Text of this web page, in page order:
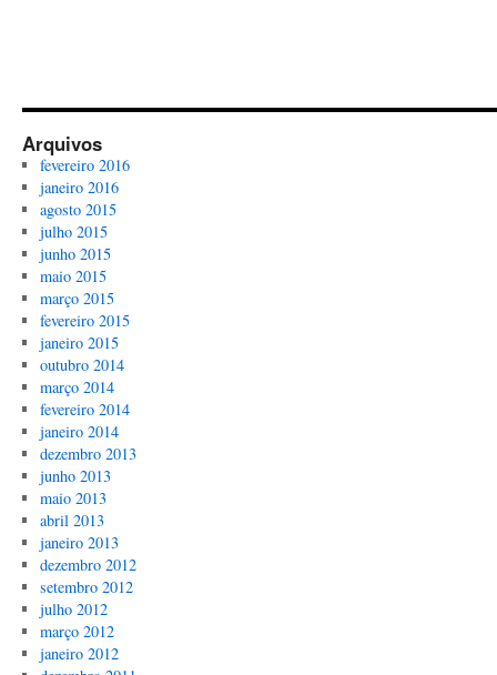
Arquivos
fevereiro 2016
janeiro 2016
agosto 2015
julho 2015
junho 2015
maio 2015
março 2015
fevereiro 2015
janeiro 2015
outubro 2014
março 2014
fevereiro 2014
janeiro 2014
dezembro 2013
junho 2013
maio 2013
abril 2013
janeiro 2013
dezembro 2012
setembro 2012
julho 2012
março 2012
janeiro 2012